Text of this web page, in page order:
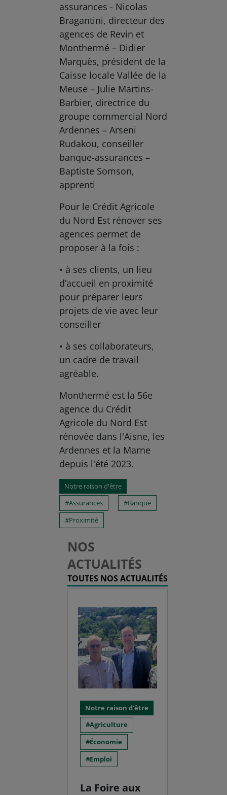
assurances - Nicolas
Bragantini, directeur des
agences de Revin et
Monthermé – Didier
Marquès, président de la
Caisse locale Vallée de la
Meuse – Julie Martins-
Barbier, directrice du
groupe commercial Nord
Ardennes – Arseni
Rudakou, conseiller
banque-assurances –
Baptiste Somson,
apprenti
Pour le Crédit Agricole
du Nord Est rénover ses
agences permet de
proposer à la fois :
• à ses clients, un lieu
d’accueil en proximité
pour préparer leurs
projets de vie avec leur
conseiller
• à ses collaborateurs,
un cadre de travail
agréable.
Monthermé est la 56e
agence du Crédit
Agricole du Nord Est
rénovée dans l'Aisne, les
Ardennes et la Marne
depuis l'été 2023.
Notre raison d'être
Assurances
Banque
Proximité
NOS
ACTUALITÉS
TOUTES NOS ACTUALITÉS
Notre raison d'être
Agriculture
Économie
Emploi
La Foire aux